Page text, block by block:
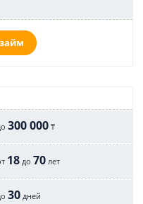
300 000 ₸
18 до 70 лет
30 дней